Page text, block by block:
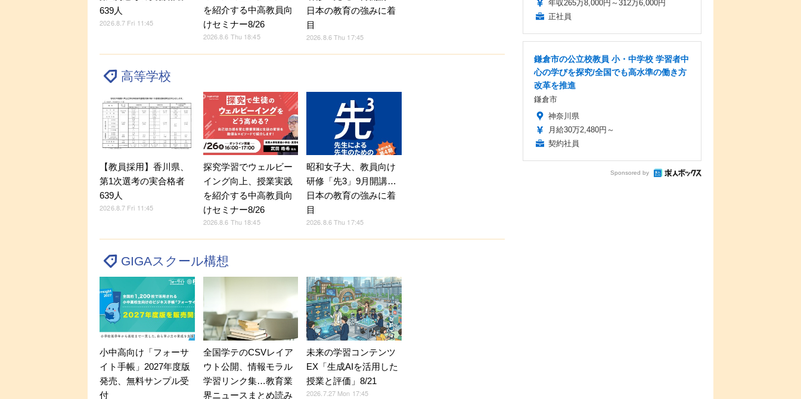
639人
2026.8.7 Fri 11:45
を紹介する中高教員向
けセミナー8/26
2026.8.6 Thu 18:45
日本の教育の強みに着
目
2026.8.6 Thu 17:45
高等学校
【教員採用】香川県、
第1次選考の実合格者
639人
2026.8.7 Fri 11:45
探究学習でウェルビー
イング向上、授業実践
を紹介する中高教員向
けセミナー8/26
2026.8.6 Thu 18:45
昭和女子大、教員向け
研修「先3」9月開講…
日本の教育の強みに着
目
2026.8.6 Thu 17:45
GIGAスクール構想
小中高向け「フォーサ
イト手帳」2027年度版
発売、無料サンプル受
付
全国学テのCSVレイア
ウト公開、情報モラル
学習リンク集…教育業
界ニュースまとめ読み
未来の学習コンテンツ
EX「生成AIを活用した
授業と評価」8/21
2026.7.27 Mon 17:45
年収265万8,000円～312万6,000円
正社員
鎌倉市の公立校教員 小・中学校 学習者中
心の学びを探究/全国でも高水準の働き方
改革を推進
鎌倉市
神奈川県
月給30万2,480円～
契約社員
Sponsored by